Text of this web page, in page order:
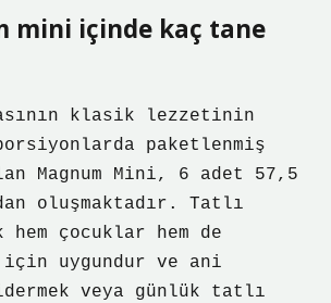
mini içinde kaç tane
klasik lezzetinin
paketlenmiş
Magnum Mini, 6 adet 57,5
oluşmaktadır. Tatlı
hem çocuklar hem de
uygundur ve ani
veya günlük tatlı